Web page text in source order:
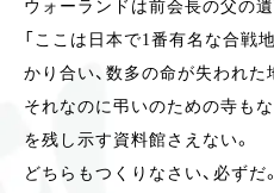
ウォーランドは前会長の父の
「ここは日本で1番有名な合戦
かり合い、数多の命が失われた
それなのに弔いのための寺も
を残し示す資料館さえない。
どちらもつくりなさい、必ずだ。